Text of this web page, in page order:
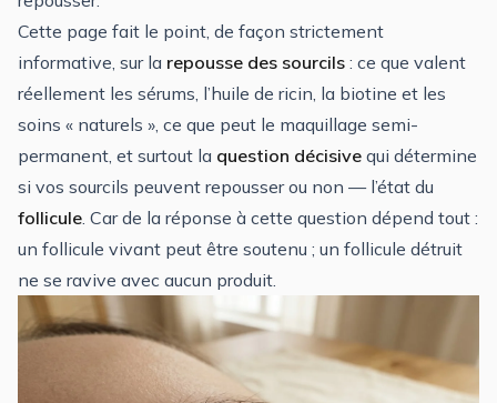
Cette page fait le point, de façon strictement
informative, sur la repousse des sourcils : ce que valent
réellement les sérums, l’huile de ricin, la biotine et les
soins « naturels », ce que peut le maquillage semi-
permanent, et surtout la question décisive qui détermine
si vos sourcils peuvent repousser ou non — l’état du
follicule. Car de la réponse à cette question dépend tout :
un follicule vivant peut être soutenu ; un follicule détruit
ne se ravive avec aucun produit.